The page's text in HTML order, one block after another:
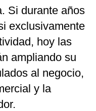
Si durante años
exclusivamente
hoy las
ampliando su
al negocio,
y la